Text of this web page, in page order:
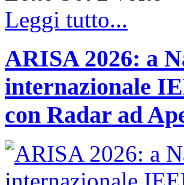
Leggi tutto...
ARISA 2026: a
internazionale
con Radar ad